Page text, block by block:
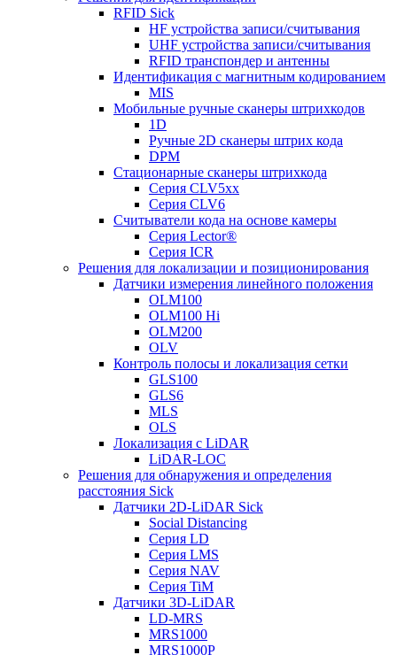
RFID Sick
HF устройства записи/считывания
UHF устройства записи/считывания
RFID транспондер и антенны
Идентификация с магнитным кодированием
MIS
Мобильные ручные сканеры штрихкодов
1D
Ручные 2D сканеры штрих кода
DPM
Стационарные сканеры штрихкода
Серия CLV5xx
Серия CLV6
Считыватели кода на основе камеры
Серия Lector®
Серия ICR
Решения для локализации и позиционирования
Датчики измерения линейного положения
OLM100
OLM100 Hi
OLM200
OLV
Контроль полосы и локализация сетки
GLS100
GLS6
MLS
OLS
Локализация с LiDAR
LiDAR-LOC
Решения для обнаружения и определения
расстояния Sick
Датчики 2D-LiDAR Sick
Social Distancing
Серия LD
Серия LMS
Серия NAV
Серия TiM
Датчики 3D-LiDAR
LD-MRS
MRS1000
MRS1000P